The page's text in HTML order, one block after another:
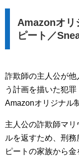
Amazonオリ
ピート／
詐欺師の主人公が
う計画を描いた犯罪
Amazonオリジナル
主人公の詐欺師マ
ルを返すため、刑務
ピートの家族から金